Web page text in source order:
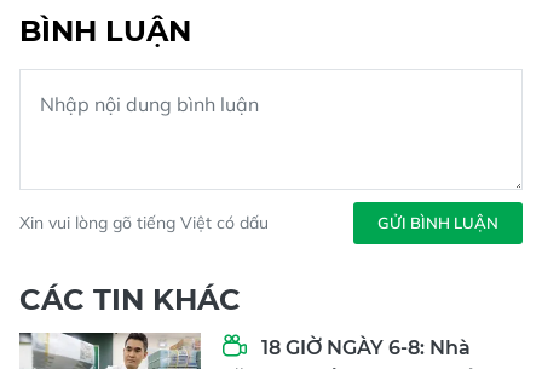
BÌNH LUẬN
Xin vui lòng gõ tiếng Việt có dấu GỬI BÌNH LUẬN
CÁC TIN KHÁC
18 GIỜ NGÀY 6-8: Nhà